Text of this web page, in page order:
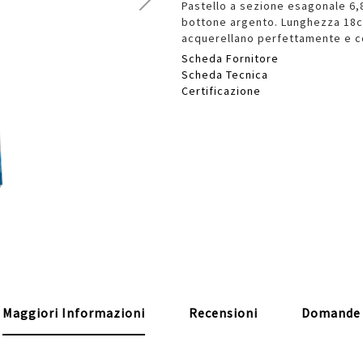
Pastello a sezione esagonale
bottone argento. Lunghezza
acquerellano perfettamente e
Scheda Fornitore
Scheda Tecnica
Certificazione
Maggiori Informazioni Recensioni Domande